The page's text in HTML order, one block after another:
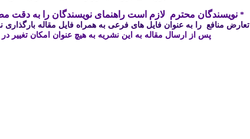
* نویسندگان محترم  لازم است راهنمای نویسندگان را به دقت
تعارض منافع  را به عنوان فایل های فرعی به همراه فایل مقاله بارگذاری
پس از ارسال مقاله به این نشریه به هیچ عنوان امکان تغییر